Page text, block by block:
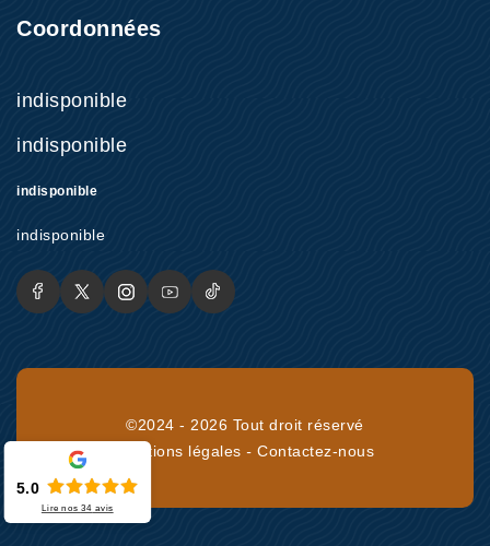
Coordonnées
indisponible
indisponible
indisponible
indisponible
©2024 - 2026 Tout droit réservé
Mentions légales -Contactez-nous
5.0
Lire nos34 avis